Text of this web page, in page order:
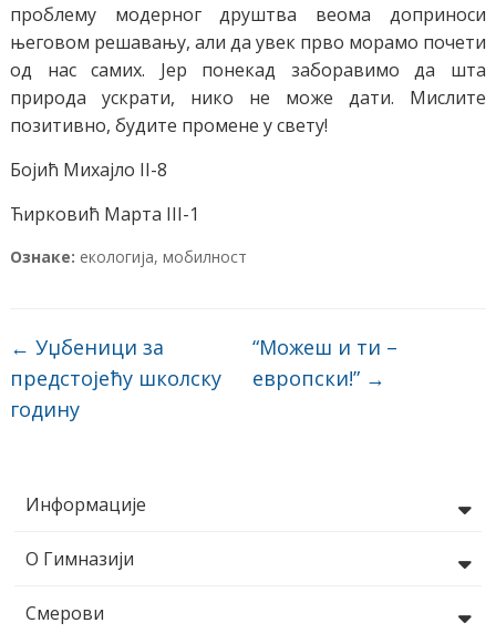
Информације
О Гимназији
Смерови
проблему модерног друштва веома доприноси
његовом решавању, али да увек прво морамо почети
од нас самих. Јер понекад заборавимо да шта
природа ускрати, нико не може дати. Мислите
позитивно, будите промене у свету!
Бојић Михајло II-8
Ћирковић Марта III-1
Ознаке: екологија, мобилност
← Уџбеници за
предстојећу школску
годину
“Можеш и ти –
европски!” →